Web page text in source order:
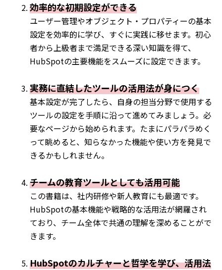
効率的な初期設定ができる
ユーザー管理やオブジェクト・プロパティーの基本
設定を効率的に学び、すぐに実践に移せます。初心
者から上級者まで満足できる深い知識を得て、
HubSpotの主要機能をスムーズに設定できます。
実務に直結したツールの活用法が身につく
基本設定が完了したら、自身の担当分野で使用する
ツールの設定を手順に沿って進めてみましょう。必
要なページから始められます。たまにパラパラめく
って眺めると、知らなかった機能や使い方を発見で
きるかもしれません。
チームの教育ツールとしても活用可能
この書籍は、社内研修や新人教育にも最適です。
HubSpotの基本機能や戦略的な活用法が網羅され
ており、チーム全体で共通の理解を深めることがで
きます。
HubSpotのカルチャーと哲学を学び、活用法